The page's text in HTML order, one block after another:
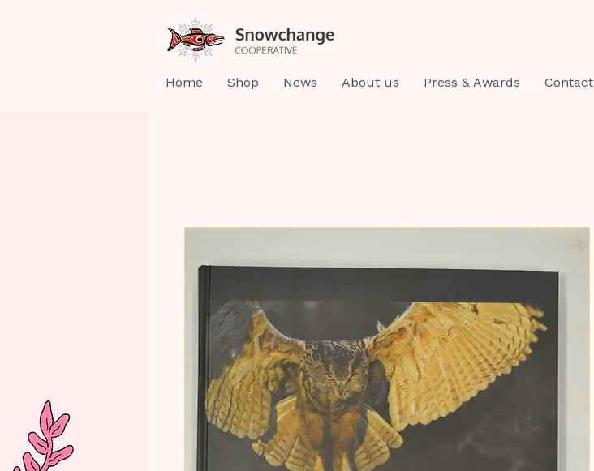
Home Shop News About us Press & Awards Contact